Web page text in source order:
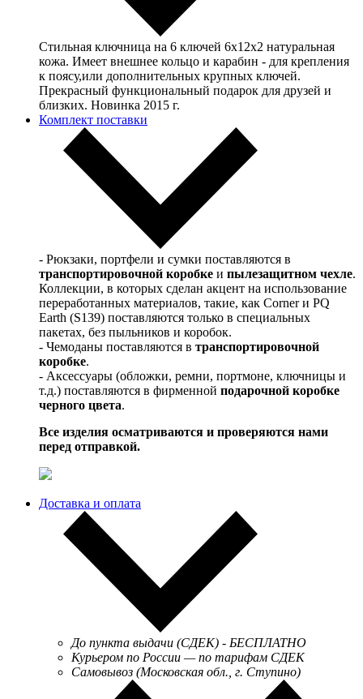
Стильная ключница на 6 ключей 6х12х2 натуральная
кожа. Имеет внешнее кольцо и карабин - для крепления
к поясу,или дополнительных крупных ключей.
Прекрасный функциональный подарок для друзей и
близких. Новинка 2015 г.
Комплект поставки
- Рюкзаки, портфели и сумки поставляются в
транспортировочной коробке и пылезащитном чехле.
Коллекции, в которых сделан акцент на использование
переработанных материалов, такие, как Corner и PQ
Earth (S139) поставляются только в специальных
пакетах, без пыльников и коробок.
- Чемоданы поставляются в транспортировочной
коробке.
- Аксессуары (обложки, ремни, портмоне, ключницы и
т.д.) поставляются в фирменной подарочной коробке
черного цвета.
Все изделия осматриваются и проверяются нами
перед отправкой.
Доставка и оплата
До пункта выдачи (СДЕК) - БЕСПЛАТНО
Курьером по России — по тарифам СДЕК
Самовывоз (Московская обл., г. Ступино)